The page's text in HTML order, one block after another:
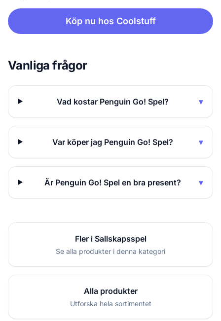
Köp nu hos Coolstuff
Vanliga frågor
Vad kostar Penguin Go! Spel? ▾
Var köper jag Penguin Go! Spel? ▾
Är Penguin Go! Spel en bra present? ▾
Fler i Sallskapsspel
Se alla produkter i denna kategori
Alla produkter
Utforska hela sortimentet